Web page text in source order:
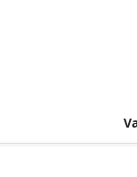
/ Temporal score